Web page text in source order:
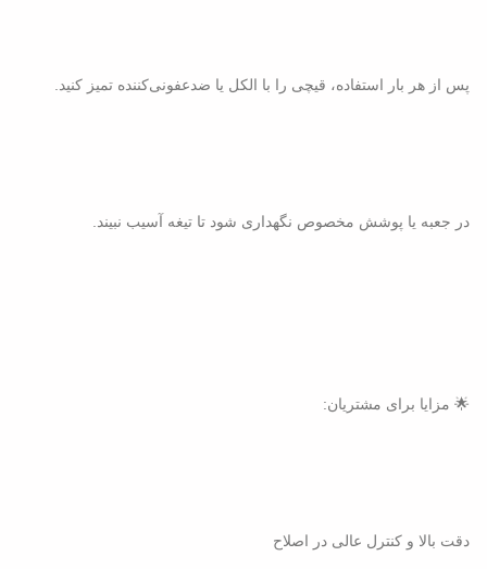
پس از هر بار استفاده، قیچی را با الکل یا ضدعفونی‌کننده تمیز کنید.
در جعبه یا پوشش مخصوص نگهداری شود تا تیغه آسیب نبیند.
🌟 مزایا برای مشتریان:
دقت بالا و کنترل عالی در اصلاح